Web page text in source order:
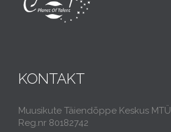
KONTAKT
Muusikute Täiendõppe Keskus MTÜ
Reg.nr 80182742